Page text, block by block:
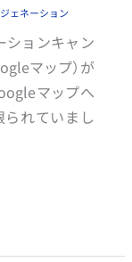
ェネーション
ションキャン
マップ）が
マップへ
られていまし